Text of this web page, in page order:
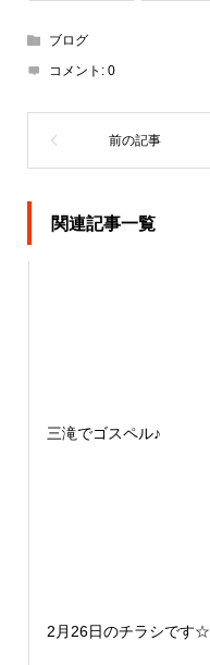
ブログ
コメント: 0
関連記事一覧
三滝でゴスペル♪
2月26日のチラシです☆